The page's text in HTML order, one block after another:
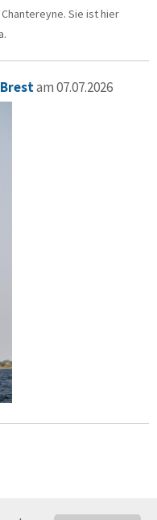
Sie ist hier
Brestam 07.07.2026